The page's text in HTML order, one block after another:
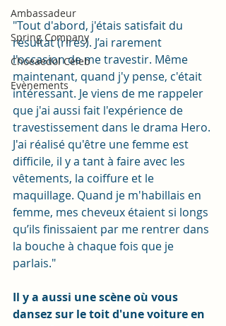
Ambassadeur
Spring Company
Choeaedol Celeb
Evènements
"Tout d'abord, j'étais satisfait du
résultat (rires). J’ai rarement
l'occasion de me travestir. Même
maintenant, quand j'y pense, c'était
intéressant. Je viens de me rappeler
que j'ai aussi fait l'expérience de
travestissement dans le drama Hero.
J'ai réalisé qu'être une femme est
difficile, il y a tant à faire avec les
vêtements, la coiffure et le
maquillage. Quand je m'habillais en
femme, mes cheveux étaient si longs
qu’ils finissaient par me rentrer dans
la bouche à chaque fois que je
parlais."
Il y a aussi une scène où vous
dansez sur le toit d'une voiture en